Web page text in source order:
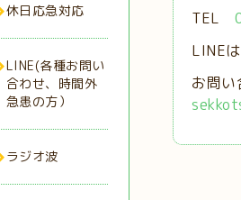
TEL
LINE
お問
休日応急対応
LINE(各種お問い
合わせ、時間外
急患の方）
ラジオ波